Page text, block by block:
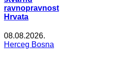
ravnopravnost
Hrvata
08.08.2026.
Herceg Bosna